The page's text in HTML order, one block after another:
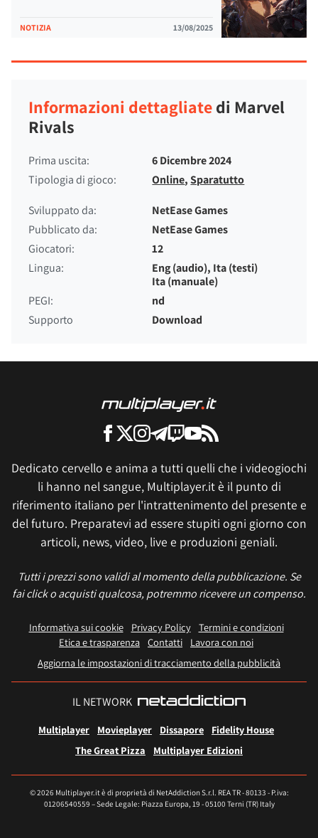
NOTIZIA 13/08/2025
Informazioni dettagliatedi Marvel
Rivals
Prima uscita:
6 Dicembre 2024
Tipologia di gioco:
Online,Sparatutto
Sviluppato da:
NetEase Games
Pubblicato da:
NetEase Games
Giocatori:
12
Lingua:
Eng (audio), Ita (testi)
Ita (manuale)
PEGI:
nd
Supporto
Download
Dedicato cervello e anima a tutti quelli che i videogiochi
li hanno nel sangue, Multiplayer.it è il punto di
riferimento italiano per l'intrattenimento del presente e
del futuro. Preparatevi ad essere stupiti ogni giorno con
articoli, news, video, live e produzioni geniali.
Tutti i prezzi sono validi al momento della pubblicazione. Se
fai click o acquisti qualcosa, potremmo ricevere un compenso.
Informativa sui cookie Privacy Policy
Termini e condizioni
Etica e trasparenza Contatti
Lavora con noi
Aggiorna le impostazioni di tracciamento della pubblicità
IL NETWORK
Multiplayer Movieplayer Dissapore
Fidelity House
The Great Pizza
Multiplayer Edizioni
© 2026 Multiplayer.it è di proprietà di NetAddiction S.r.l. REA TR - 80133 - P.iva:
01206540559 – Sede Legale: Piazza Europa, 19 - 05100 Terni (TR) Italy